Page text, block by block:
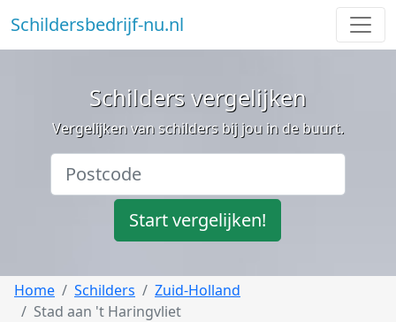
Schildersbedrijf-nu.nl
Schilders vergelijken
Vergelijken van schilders bij jou in de buurt.
Start vergelijken!
Home Schilders
Zuid-Holland
Stad aan 't Haringvliet